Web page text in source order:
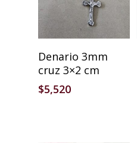
Denario 3mm
cruz 3×2 cm
$5,520